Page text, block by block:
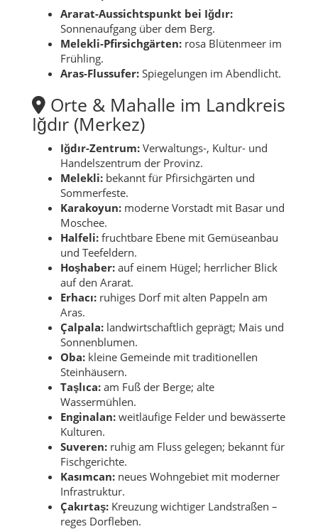
Ararat-Aussichtspunkt bei Iğdır:
Sonnenaufgang über dem Berg.
Melekli-Pfirsichgärten: rosa Blütenmeer im
Frühling.
Aras-Flussufer: Spiegelungen im Abendlicht.
Orte & Mahalle im Landkreis
Iğdır (Merkez)
Iğdır-Zentrum: Verwaltungs-, Kultur- und
Handelszentrum der Provinz.
Melekli: bekannt für Pfirsichgärten und
Sommerfeste.
Karakoyun: moderne Vorstadt mit Basar und
Moschee.
Halfeli: fruchtbare Ebene mit Gemüseanbau
und Teefeldern.
Hoşhaber: auf einem Hügel; herrlicher Blick
auf den Ararat.
Erhacı: ruhiges Dorf mit alten Pappeln am
Aras.
Çalpala: landwirtschaftlich geprägt; Mais und
Sonnenblumen.
Oba: kleine Gemeinde mit traditionellen
Steinhäusern.
Taşlıca: am Fuß der Berge; alte
Wassermühlen.
Enginalan: weitläufige Felder und bewässerte
Kulturen.
Suveren: ruhig am Fluss gelegen; bekannt für
Fischgerichte.
Kasımcan: neues Wohngebiet mit moderner
Infrastruktur.
Çakırtaş: Kreuzung wichtiger Landstraßen –
reges Dorfleben.